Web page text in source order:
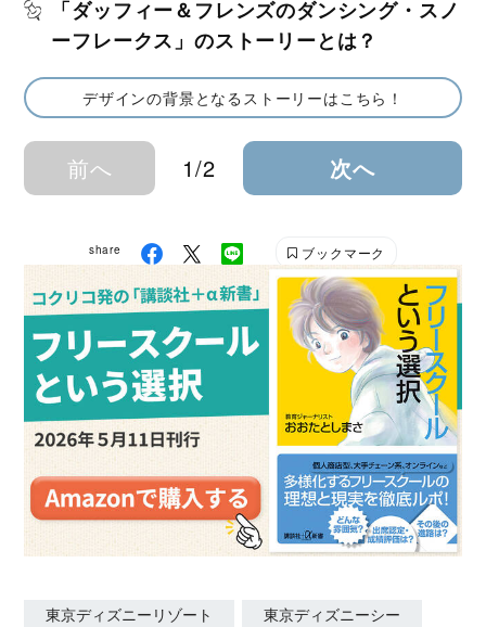
「ダッフィー＆フレンズのダンシング・スノ
ーフレークス」のストーリーとは？
デザインの背景となるストーリーはこちら！
前へ 1/2 次へ
share ブックマーク
東京ディズニーリゾート
東京ディズニーシー